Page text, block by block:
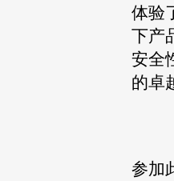
体验
下产
安全
的卓
参加